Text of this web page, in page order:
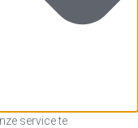
service te